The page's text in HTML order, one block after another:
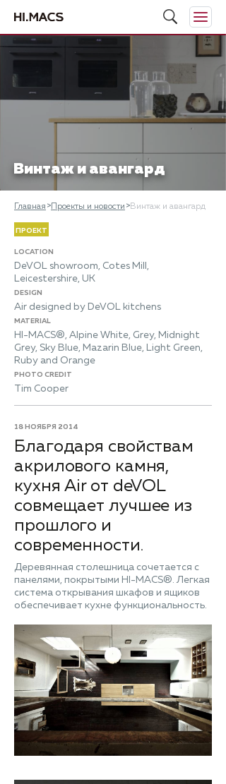
Винтаж и авангард
Главная Проекты и новости Винтаж и авангард
ПРОЕКТ
LOCATION
DeVOL showroom, Cotes Mill,
Leicestershire, UK
DESIGN
Air designed by DeVOL kitchens
MATERIAL
HI-MACS®, Alpine White, Grey, Midnight
Grey, Sky Blue, Mazarin Blue, Light Green,
Ruby and Orange
PHOTO CREDIT
Tim Cooper
18 НОЯБРЯ 2014
Благодаря свойствам
акрилового камня,
кухня Air от deVOL
совмещает лучшее из
прошлого и
современности.
Деревянная столешница сочетается с
панелями, покрытыми HI-MACS®. Легкая
система открывания шкафов и ящиков
обеспечивает кухне функциональность.